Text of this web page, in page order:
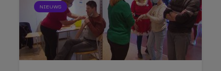
NIEUWS